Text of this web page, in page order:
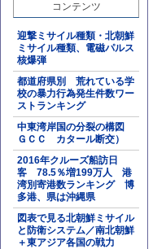
コンテンツ
迎撃ミサイル種類・北朝鮮
ミサイル種類、電磁パルス
核爆弾
都道府県別 荒れている学
校の暴力行為発生件数ワー
ストランキング
中東湾岸国の分裂の構図
ＧＣＣ カタール断交）
2016年クルーズ船訪日
客 78.5％増199万人 港
湾別寄港数ランキング 博
多港、県は沖縄県
図表で見る北朝鮮ミサイル
と防衛システム／南北朝鮮
＋東アジア各国の戦力